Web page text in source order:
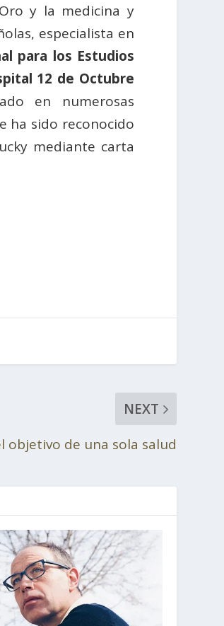
y la medicina y
especialista en
para los Estudios
12 de Octubre
en numerosas
ha sido reconocido
mediante carta
NEXT
objetivo de una sola salud